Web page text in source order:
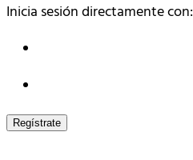
Inicia sesión directamente con:
Regístrate